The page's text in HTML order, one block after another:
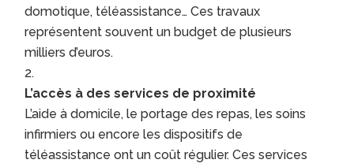
domotique, téléassistance… Ces travaux
représentent souvent un budget de plusieurs
milliers d’euros.
L’accès à des services de proximité
L’aide à domicile, le portage des repas, les soins
infirmiers ou encore les dispositifs de
téléassistance ont un coût régulier. Ces services